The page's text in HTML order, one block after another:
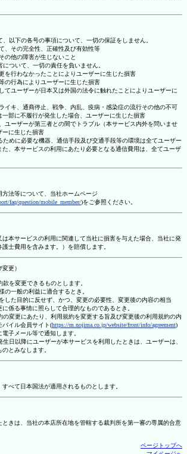
以下の各号の事項について、一切の保証をしません。
、その完全性、正確性及び有効性等
の他の障害が生じないこと
ついて、一切の責任を負いません。
を行わなかったことによりユーザーに生じた損害
の行為によりユーザーに生じた損害
てユーザーが日本又は外国の法令に触れたことによりユーザーに
イキ、通商停止、戦争、内乱、疫病・感染症の流行その他の不可
部に不履行が発生した場合、ユーザーに生じた損害
ユーザーが第三者との間でトラブル（本サービス内外を問いませ
ーに生じた損害
ために必要な機器、通信手段及び交通手段等の環境は全てユーザー
、本サービスの利用にあたり必要となる通信費用は、全てユーザ
法等について、当社ホームページ
faq/question/mobile_member/)をご参照ください。
は本サービスの利用に関連して当社に損害を与えた場合、当社に発
士費用を含みます。）を賠償します。
更）
を変更できるものとします。
の一般の利益に適合するとき。
した目的に反せず、かつ、変更の必要性、変更後の内容の相当
係る事情に照らして合理的なものであるとき。
の変更にあたり、利用規約を変更する旨及び変更後の利用規約の内
バイル会員サイト(https://m.nojima.co.jp/website/front/info/agreement)
子メール等で通知します。
日以降にユーザーが本サービスを利用したときは、ユーザーは、
とみなします。
べて日本国法が適用されるものとします。
きは、当社の本店所在地を管轄する裁判所を第一審の専属的合意
ページトップへ